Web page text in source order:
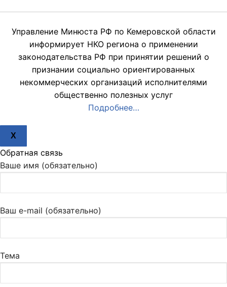
Управление Минюста РФ по Кемеровской области
информирует НКО региона о применении
законодательства РФ при принятии решений о
признании социально ориентированных
некоммерческих организаций исполнителями
общественно полезных услуг
Подробнее…
X
Обратная связь
Ваше имя (обязательно)
Ваш e-mail (обязательно)
Тема